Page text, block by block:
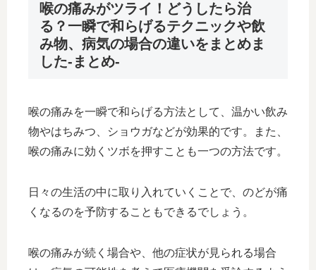
喉の痛みがツライ！どうしたら治
る？一瞬で和らげるテクニックや飲
み物、病気の場合の違いをまとめま
した-まとめ-
喉の痛みを一瞬で和らげる方法として、温かい飲み
物やはちみつ、ショウガなどが効果的です。また、
喉の痛みに効くツボを押すことも一つの方法です。
日々の生活の中に取り入れていくことで、のどが痛
くなるのを予防することもできるでしょう。
喉の痛みが続く場合や、他の症状が見られる場合